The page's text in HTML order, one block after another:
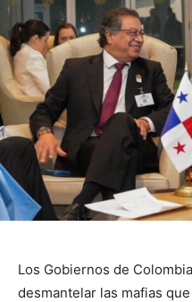
Los Gobiernos de
desmantelar las mafias